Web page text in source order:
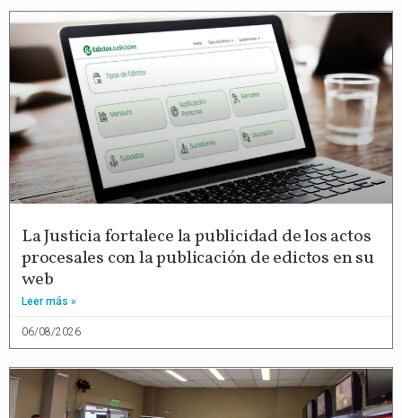
La Justicia fortalece la publicidad de los actos
procesales con la publicación de edictos en su
web
Leer más »
06/08/2026